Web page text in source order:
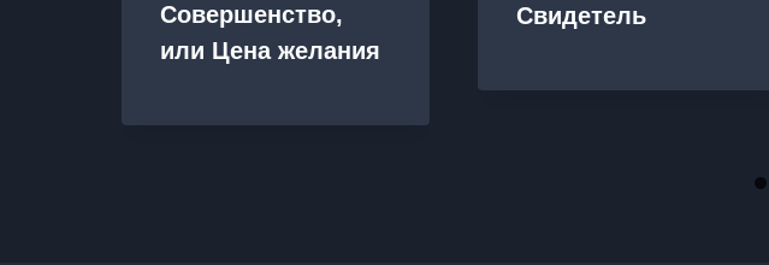
Совершенство,
или Цена желания
Свидетель